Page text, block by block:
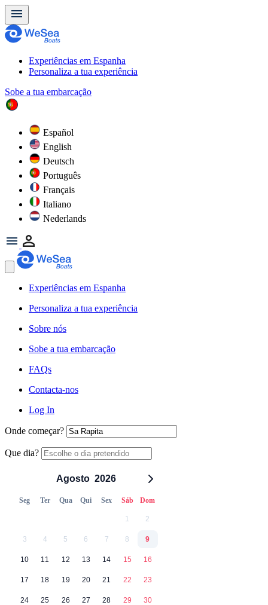
Experiências em Espanha
Personaliza a tua experiência
Sobe a tua embarcação
Español
English
Deutsch
Português
Français
Italiano
Nederlands
Experiências em Espanha
Personaliza a tua experiência
Sobre nós
Sobe a tua embarcação
FAQs
Contacta-nos
Log In
Onde começar?
Que dia?
Agosto 2026
Seg Ter Qua Qui Sex Sáb Dom
1 2
3 4 5 6 7 8 9
10 11 12 13 14 15 16
17 18 19 20 21 22 23
24 25 26 27 28 29 30